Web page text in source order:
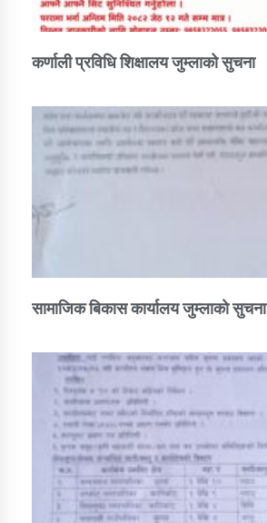
कर्णाली प्रविधि शिक्षालय जुम्लाको सुचना
सामाजिक बिकास कार्यालय जुम्लाकाे सुचना